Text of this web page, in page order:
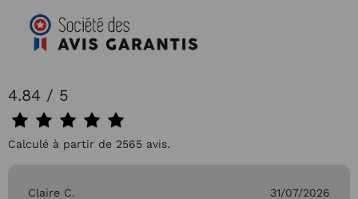
4.84 / 5
Calculé à partir de 2565 avis.
Claire C. 31/07/2026